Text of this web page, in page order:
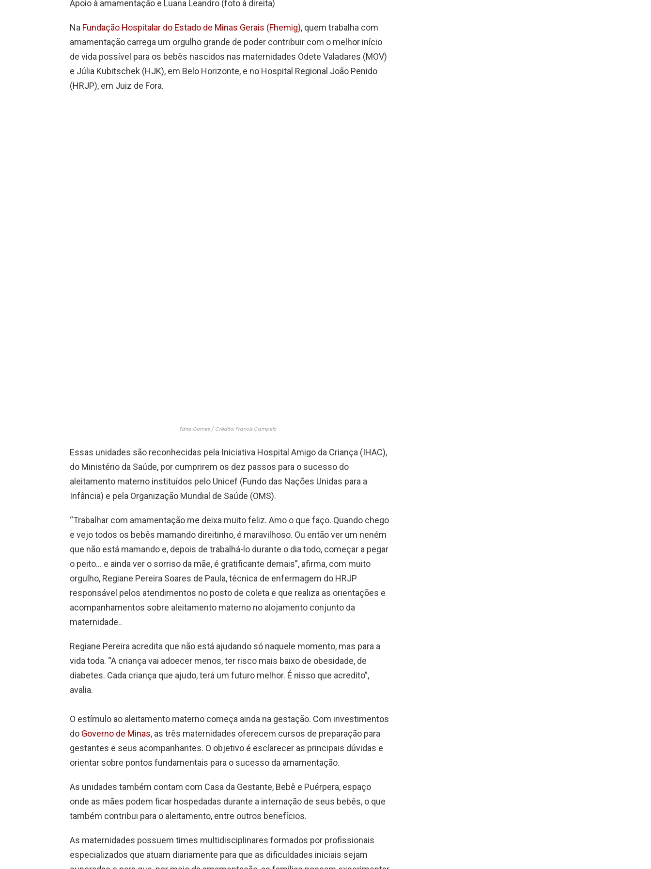
Apoio à amamentação e Luana Leandro (foto à direita)
Na Fundação Hospitalar do Estado de Minas Gerais (Fhemig), quem trabalha com
amamentação carrega um orgulho grande de poder contribuir com o melhor início
de vida possível para os bebês nascidos nas maternidades Odete Valadares (MOV)
e Júlia Kubitschek (HJK), em Belo Horizonte, e no Hospital Regional João Penido
(HRJP), em Juiz de Fora.
Edna Gomes / Crédito: Francis Campelo
Essas unidades são reconhecidas pela Iniciativa Hospital Amigo da Criança (IHAC),
do Ministério da Saúde, por cumprirem os dez passos para o sucesso do
aleitamento materno instituídos pelo Unicef (Fundo das Nações Unidas para a
Infância) e pela Organização Mundial de Saúde (OMS).
“Trabalhar com amamentação me deixa muito feliz. Amo o que faço. Quando chego
e vejo todos os bebês mamando direitinho, é maravilhoso. Ou então ver um neném
que não está mamando e, depois de trabalhá-lo durante o dia todo, começar a pegar
o peito… e ainda ver o sorriso da mãe, é gratificante demais”, afirma, com muito
orgulho, Regiane Pereira Soares de Paula, técnica de enfermagem do HRJP
responsável pelos atendimentos no posto de coleta e que realiza as orientações e
acompanhamentos sobre aleitamento materno no alojamento conjunto da
maternidade..
Regiane Pereira acredita que não está ajudando só naquele momento, mas para a
vida toda. “A criança vai adoecer menos, ter risco mais baixo de obesidade, de
diabetes. Cada criança que ajudo, terá um futuro melhor. É nisso que acredito”,
avalia.
O estímulo ao aleitamento materno começa ainda na gestação. Com investimentos
do Governo de Minas, as três maternidades oferecem cursos de preparação para
gestantes e seus acompanhantes. O objetivo é esclarecer as principais dúvidas e
orientar sobre pontos fundamentais para o sucesso da amamentação.
As unidades também contam com Casa da Gestante, Bebê e Puérpera, espaço
onde as mães podem ficar hospedadas durante a internação de seus bebês, o que
também contribui para o aleitamento, entre outros benefícios.
As maternidades possuem times multidisciplinares formados por profissionais
especializados que atuam diariamente para que as dificuldades iniciais sejam